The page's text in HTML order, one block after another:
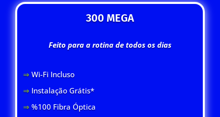
300 MEGA
Feito para a rotina de todos os dias
⇒ Wi-Fi Incluso
⇒ Instalação Grátis*
⇒ %100 Fibra Óptica